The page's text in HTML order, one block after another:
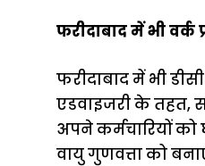
फरीदाबाद में भी वर्क
फरीदाबाद में भी
एडवाइजरी के तहत,
अपने कर्मचारियों
वायु गुणवत्ता को